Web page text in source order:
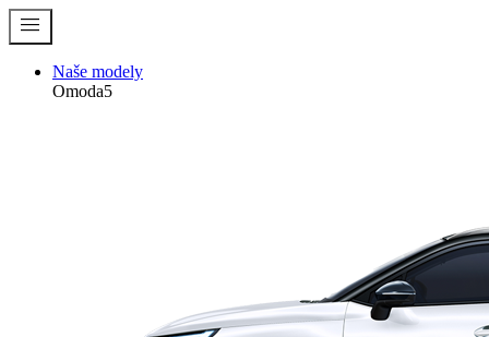
menu
Naše modely
Omoda5